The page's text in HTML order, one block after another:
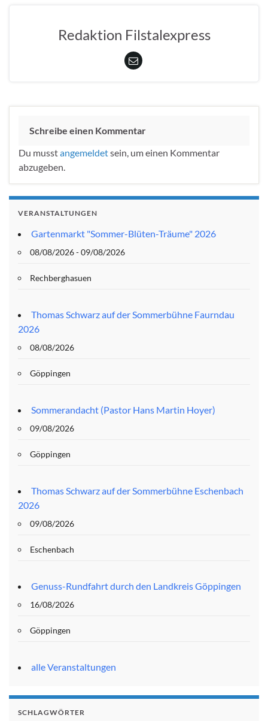
Redaktion Filstalexpress
Schreibe einen Kommentar
Du musstangemeldetsein, um einen Kommentar
abzugeben.
VERANSTALTUNGEN
Gartenmarkt "Sommer-Blüten-Träume" 2026
08/08/2026 - 09/08/2026
Rechberghasuen
Thomas Schwarz auf der Sommerbühne Faurndau
2026
08/08/2026
Göppingen
Sommerandacht (Pastor Hans Martin Hoyer)
09/08/2026
Göppingen
Thomas Schwarz auf der Sommerbühne Eschenbach
2026
09/08/2026
Eschenbach
Genuss-Rundfahrt durch den Landkreis Göppingen
16/08/2026
Göppingen
alle Veranstaltungen
SCHLAGWÖRTER